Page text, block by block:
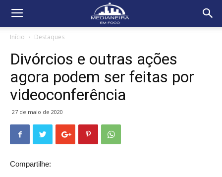
Início Destaques
Divórcios e outras ações
agora podem ser feitas por
videoconferência
27 de maio de 2020
Compartilhe: